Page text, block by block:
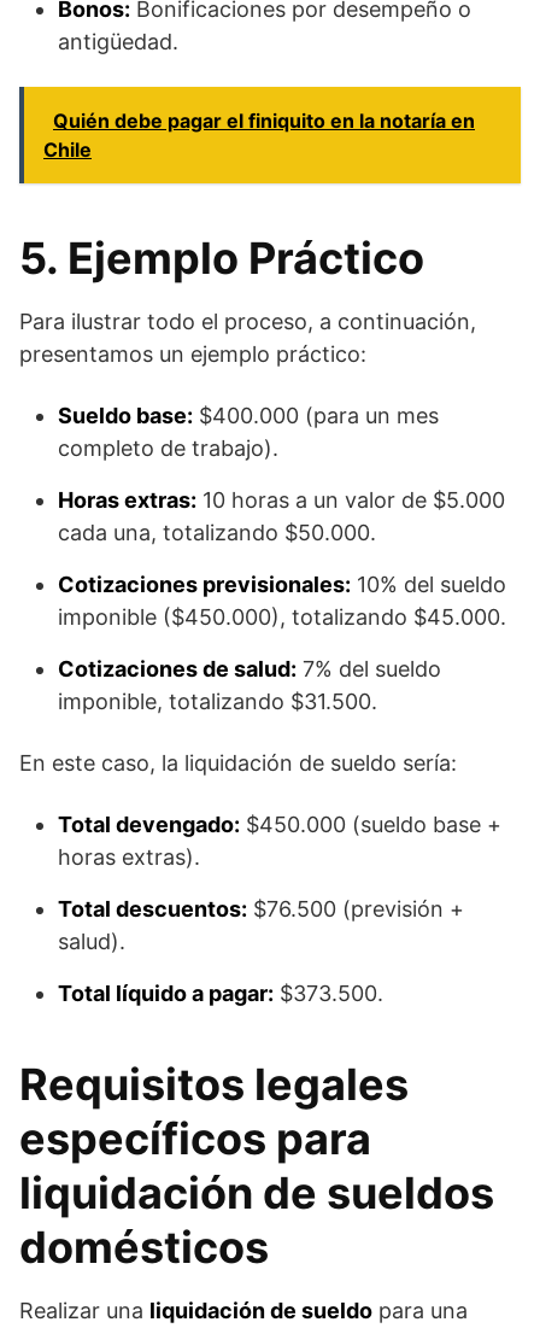
Bonos: Bonificaciones por desempeño o
antigüedad.
Quién debe pagar el finiquito en la notaría en
Chile
5. Ejemplo Práctico
Para ilustrar todo el proceso, a continuación,
presentamos un ejemplo práctico:
Sueldo base: $400.000 (para un mes
completo de trabajo).
Horas extras: 10 horas a un valor de $5.000
cada una, totalizando $50.000.
Cotizaciones previsionales: 10% del sueldo
imponible ($450.000), totalizando $45.000.
Cotizaciones de salud: 7% del sueldo
imponible, totalizando $31.500.
En este caso, la liquidación de sueldo sería:
Total devengado: $450.000 (sueldo base +
horas extras).
Total descuentos: $76.500 (previsión +
salud).
Total líquido a pagar: $373.500.
Requisitos legales
específicos para
liquidación de sueldos
domésticos
Realizar una liquidación de sueldo para una